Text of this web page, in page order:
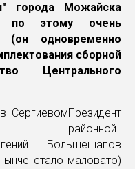
города Можайска
по этому очень
(он одновременно
сборной
Центрального
Президент
районной
Большешапов
стало маловато)